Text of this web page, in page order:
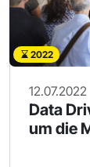
2022
12.07.2022
Data
um die